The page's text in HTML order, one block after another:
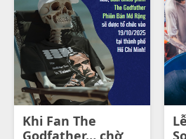
Khi Fan The
Godfather… chờ